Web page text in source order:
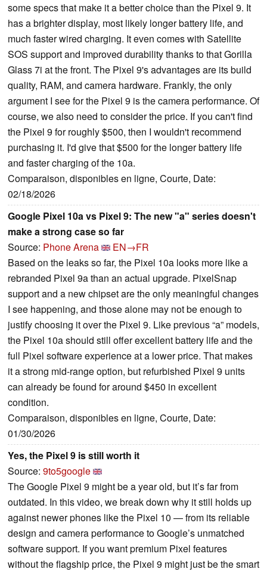
some specs that make it a better choice than the Pixel 9. It
has a brighter display, most likely longer battery life, and
much faster wired charging. It even comes with Satellite
SOS support and improved durability thanks to that Gorilla
Glass 7i at the front. The Pixel 9's advantages are its build
quality, RAM, and camera hardware. Frankly, the only
argument I see for the Pixel 9 is the camera performance. Of
course, we also need to consider the price. If you can't find
the Pixel 9 for roughly $500, then I wouldn't recommend
purchasing it. I'd give that $500 for the longer battery life
and faster charging of the 10a.
Comparaison, disponibles en ligne, Courte, Date:
02/18/2026
Google Pixel 10a vs Pixel 9: The new "a" series doesn't
make a strong case so far
Source: Phone Arena
EN→FR
Based on the leaks so far, the Pixel 10a looks more like a
rebranded Pixel 9a than an actual upgrade. PixelSnap
support and a new chipset are the only meaningful changes
I see happening, and those alone may not be enough to
justify choosing it over the Pixel 9. Like previous “a” models,
the Pixel 10a should still offer excellent battery life and the
full Pixel software experience at a lower price. That makes
it a strong mid-range option, but refurbished Pixel 9 units
can already be found for around $450 in excellent
condition.
Comparaison, disponibles en ligne, Courte, Date:
01/30/2026
Yes, the Pixel 9 is still worth it
Source: 9to5google
The Google Pixel 9 might be a year old, but it’s far from
outdated. In this video, we break down why it still holds up
against newer phones like the Pixel 10 — from its reliable
design and camera performance to Google’s unmatched
software support. If you want premium Pixel features
without the flagship price, the Pixel 9 might just be the smart